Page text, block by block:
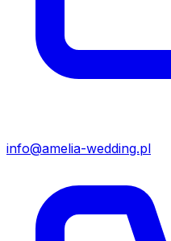
info@amelia-wedding.pl